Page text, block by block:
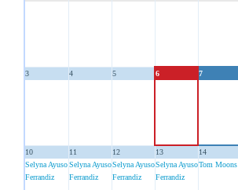
3 4 5 6 7
10
Selyna Ayuso
Ferrandiz
11
Selyna Ayuso
Ferrandiz
12
Selyna Ayuso
Ferrandiz
13
Selyna Ayuso
Ferrandiz
14
Tom Moons